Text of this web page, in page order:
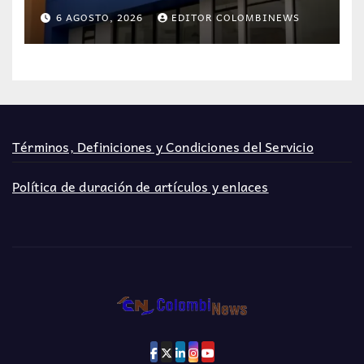
por resultados de otra persona
6 AGOSTO, 2026 EDITOR COLOMBINEWS
Términos, Definiciones y Condiciones del Servicio
Política de duración de artículos y enlaces